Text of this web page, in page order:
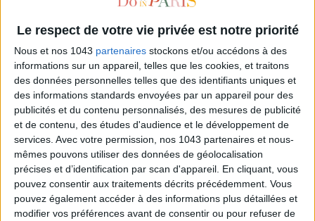
Le respect de votre vie privée est notre priorité
Nous et nos 1043 partenaires stockons et/ou accédons à des
informations sur un appareil, telles que les cookies, et traitons
des données personnelles telles que des identifiants uniques et
des informations standards envoyées par un appareil pour des
publicités et du contenu personnalisés, des mesures de publicité
et de contenu, des études d'audience et le développement de
services. Avec votre permission, nos 1043 partenaires et nous-
mêmes pouvons utiliser des données de géolocalisation
précises et d’identification par scan d'appareil. En cliquant, vous
pouvez consentir aux traitements décrits précédemment. Vous
pouvez également accéder à des informations plus détaillées et
modifier vos préférences avant de consentir ou pour refuser de
CONNAISSEZ-VOUS LE AIRBNB DE LA PISCINE AUTOUR DE PARIS ?